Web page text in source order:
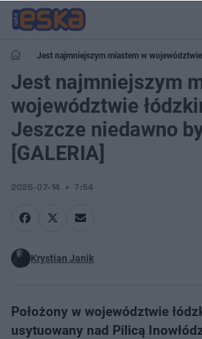
Jest najmniejszym miastem w województwie
było wsią [GALERIA]
Jest najmniejszym
województwie
Jeszcze niedawno
[GALERIA]
2026-07-14 7:54
Krystian Janik
Położony w województwie
usytuowany nad Pilicą